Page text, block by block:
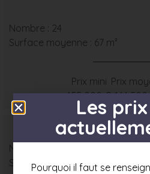
Nombre : 24
Surface moyenne : 67 m²
Prix mini
155 000 €
Prix
164
Nombre : 3
Surface moyenne : 78 m²
Les
Pourquoi il faut se